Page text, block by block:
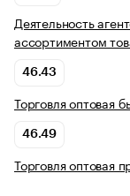
Деятельность
ассортиментом
46.43
Торговля оптовая
46.49
Торговля оптовая